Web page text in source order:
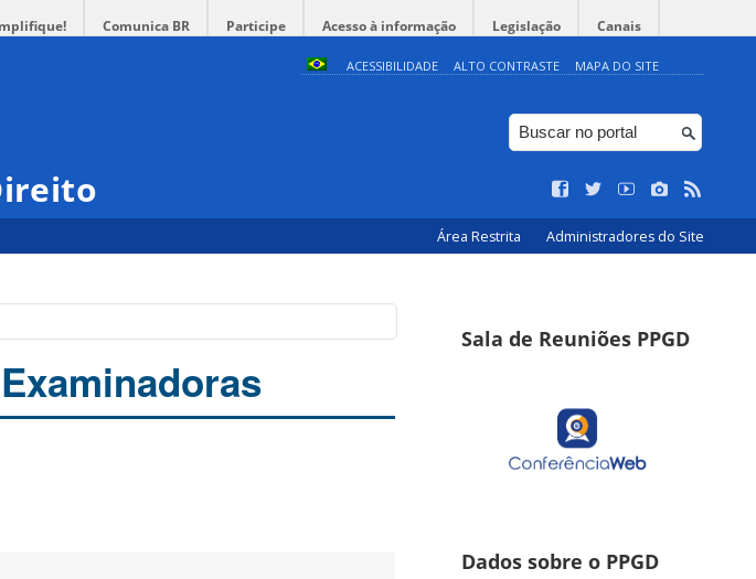
Comunica BR Participe Acesso à informação Legislação Canais
ACESSIBILIDADE ALTO CONTRASTE MAPA DO SITE
Área Restrita Administradores do Site
Sala de Reuniões PPGD
Dados sobre o PPGD